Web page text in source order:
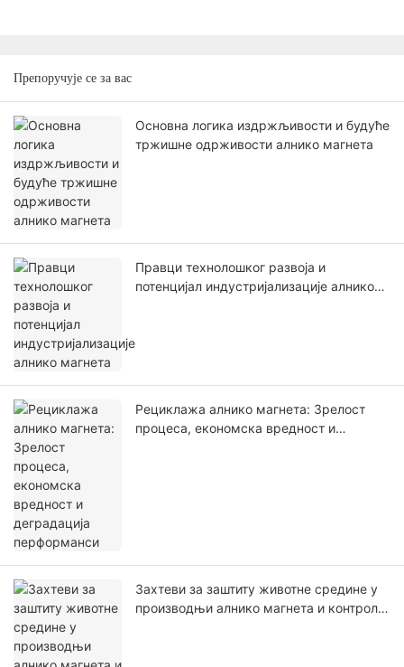
Препоручује се за вас
Основна логика издржљивости и будуће
тржишне одрживости алнико магнета
Правци технолошког развоја и
потенцијал индустријализације алнико
Рециклажа алнико магнета: Зрелост
процеса, економска вредност и
Захтеви за заштиту животне средине у
производњи алнико магнета и контрола